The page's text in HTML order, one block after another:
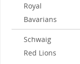
Royal
Bavarians
Schwaig
Red Lions